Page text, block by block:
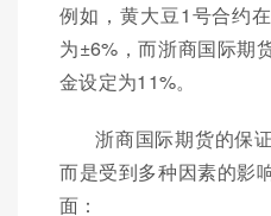
例如，黄大豆1号合约
为±6%，而浙商国际期
金设定为11%。
浙商国际期货的保
而是受到多种因素的影
面：